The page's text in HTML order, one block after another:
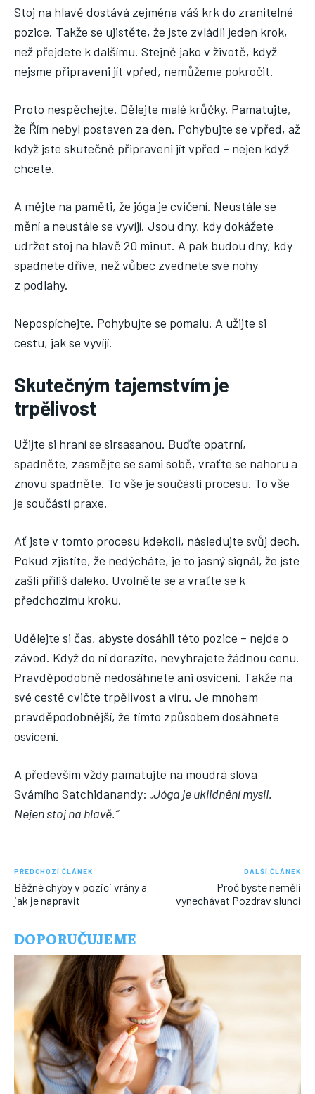
Stoj na hlavě dostává zejména váš krk do zranitelné
pozice. Takže se ujistěte, že jste zvládli jeden krok,
než přejdete k dalšímu. Stejně jako v životě, když
nejsme připraveni jít vpřed, nemůžeme pokročit.
Proto nespěchejte. Dělejte malé krůčky. Pamatujte,
že Řím nebyl postaven za den. Pohybujte se vpřed, až
když jste skutečně připraveni jít vpřed – nejen když
chcete.
A mějte na paměti, že jóga je cvičení. Neustále se
mění a neustále se vyvíjí. Jsou dny, kdy dokážete
udržet stoj na hlavě 20 minut. A pak budou dny, kdy
spadnete dříve, než vůbec zvednete své nohy
z podlahy.
Nepospíchejte. Pohybujte se pomalu. A užijte si
cestu, jak se vyvíjí.
Skutečným tajemstvím je
trpělivost
Užijte si hraní se sirsasanou. Buďte opatrní,
spadněte, zasmějte se sami sobě, vraťte se nahoru a
znovu spadněte. To vše je součástí procesu. To vše
je součástí praxe.
Ať jste v tomto procesu kdekoli, následujte svůj dech.
Pokud zjistíte, že nedýcháte, je to jasný signál, že jste
zašli příliš daleko. Uvolněte se a vraťte se k
předchozímu kroku.
Udělejte si čas, abyste dosáhli této pozice – nejde o
závod. Když do ní dorazíte, nevyhrajete žádnou cenu.
Pravděpodobně nedosáhnete ani osvícení. Takže na
své cestě cvičte trpělivost a víru. Je mnohem
pravděpodobnější, že tímto způsobem dosáhnete
osvícení.
A především vždy pamatujte na moudrá slova
Svámího Satchidanandy: „Jóga je uklidnění mysli.
Nejen stoj na hlavě.“
PŘEDCHOZÍ ČLÁNEK
Běžné chyby v pozici vrány a
jak je napravit
DALŠÍ ČLÁNEK
Proč byste neměli
vynechávat Pozdrav slunci
DOPORUČUJEME